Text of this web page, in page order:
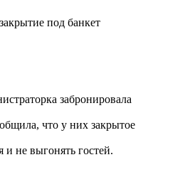
под банкет
забронировала
что у них закрытое
и не выгонять гостей.